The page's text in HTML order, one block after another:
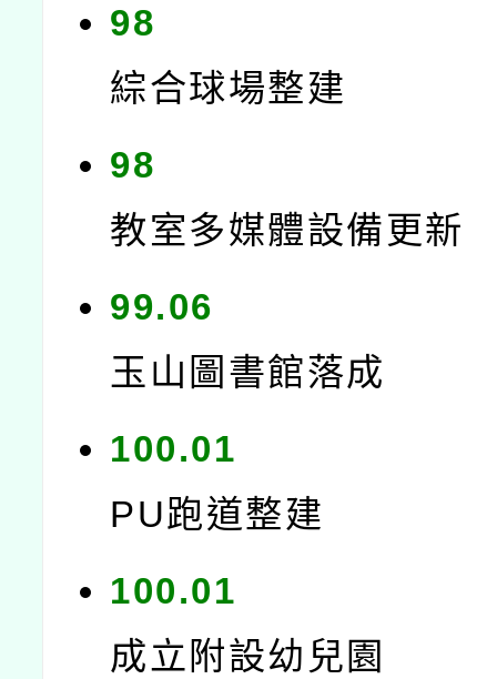
98
綜合球場整建
98
教室多媒體設備更新
99.06
玉山圖書館落成
100.01
PU跑道整建
100.01
成立附設幼兒園